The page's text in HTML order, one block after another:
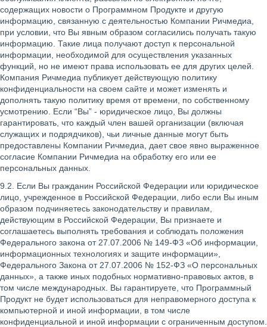
содержащих новости о Программном Продукте и другую
информацию, связанную с деятельностью Компании Ричмедиа,
при условии, что Вы явным образом согласились получать такую
информацию. Такие лица получают доступ к персональной
информации, необходимой для осуществления указанных
функций, но не имеют права использовать ее для других целей.
Компания Ричмедиа публикует действующую политику
конфиденциальности на своем сайте и может изменять и
дополнять такую политику время от времени, по собственному
усмотрению. Если “Вы” - юридическое лицо, Вы должны
гарантировать, что каждый член вашей организации (включая
служащих и подрядчиков), чьи личные данные могут быть
предоставлены Компании Ричмедиа, дает свое явно выраженное
согласие Компании Ричмедиа на обработку его или ее
персональных данных.
9.2. Если Вы гражданин Российской Федерации или юридическое
лицо, учрежденное в Российской Федерации, либо если Вы иным
образом подчиняетесь законодательству и правилам,
действующим в Российской Федерации, Вы признаете и
соглашаетесь выполнять требования и соблюдать положения
Федерального закона от 27.07.2006 № 149-ФЗ «Об информации,
информационных технологиях и защите информации»,
Федерального Закона от 27.07.2006 № 152-ФЗ «О персональных
данных», а также иных подобных нормативно-правовых актов, в
том числе международных. Вы гарантируете, что Программный
Продукт не будет использоваться для неправомерного доступа к
компьютерной и иной информации, в том числе
конфиденциальной и иной информации с ограниченным доступом.